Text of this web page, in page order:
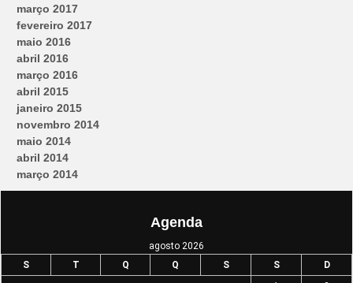
março 2017
fevereiro 2017
maio 2016
abril 2016
março 2016
abril 2015
janeiro 2015
novembro 2014
maio 2014
abril 2014
março 2014
Agenda
agosto 2026
S
T Q Q S S
D